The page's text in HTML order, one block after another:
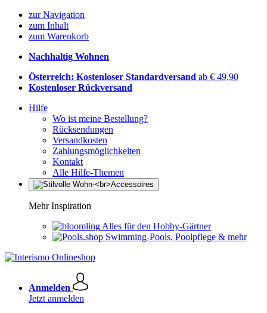
zur Navigation
zum Inhalt
zum Warenkorb
Nachhaltig Wohnen
Österreich: Kostenloser Standardversand ab € 49,90
Kostenloser Rückversand
Hilfe
Wo ist meine Bestellung?
Rücksendungen
Versandkosten
Zahlungsmöglichkeiten
Kontakt
Alle Hilfe-Themen
Mehr Inspiration
Alles für den Hobby-Gärtner
Swimming-Pools, Poolpflege & mehr
Anmelden
Jetzt anmelden